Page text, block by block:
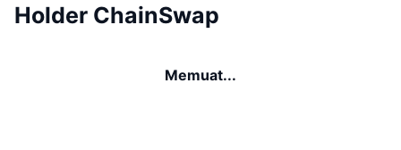
Holder ChainSwap
Memuat...